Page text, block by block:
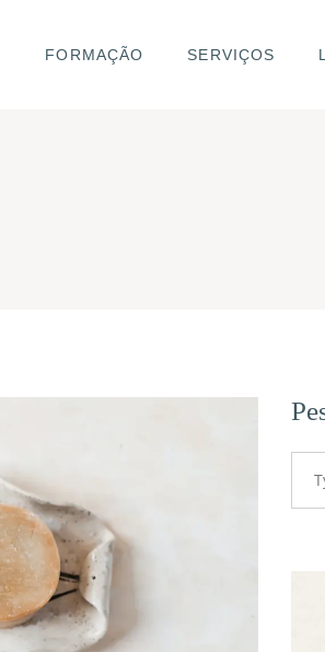
FORMAÇÃO SERVIÇOS